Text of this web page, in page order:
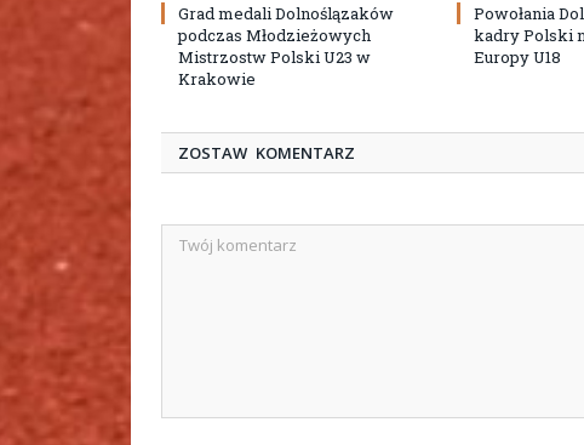
Grad medali Dolnoślązaków
podczas Młodzieżowych
Mistrzostw Polski U23 w
Krakowie
Powołania
kadry Polski
Europy U18
ZOSTAW KOMENTARZ